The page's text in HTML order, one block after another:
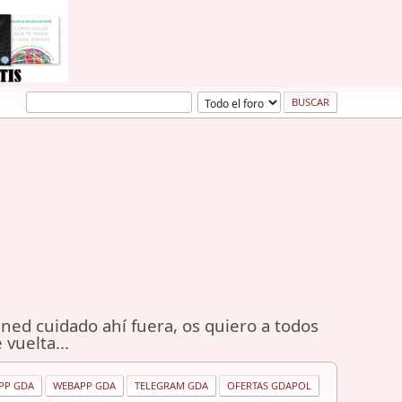
cuidado ahí fuera, os quiero a todos
vuelta...
GDA WEBAPP GDA TELEGRAM GDA OFERTAS GDAPOL